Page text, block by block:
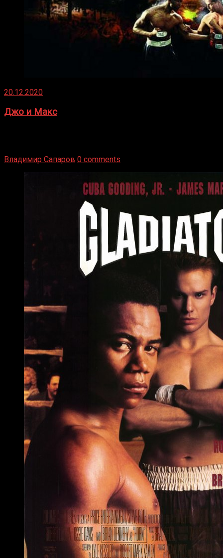
20.12.2020
Джо и Макс
Владимир Сапаров 0 comments